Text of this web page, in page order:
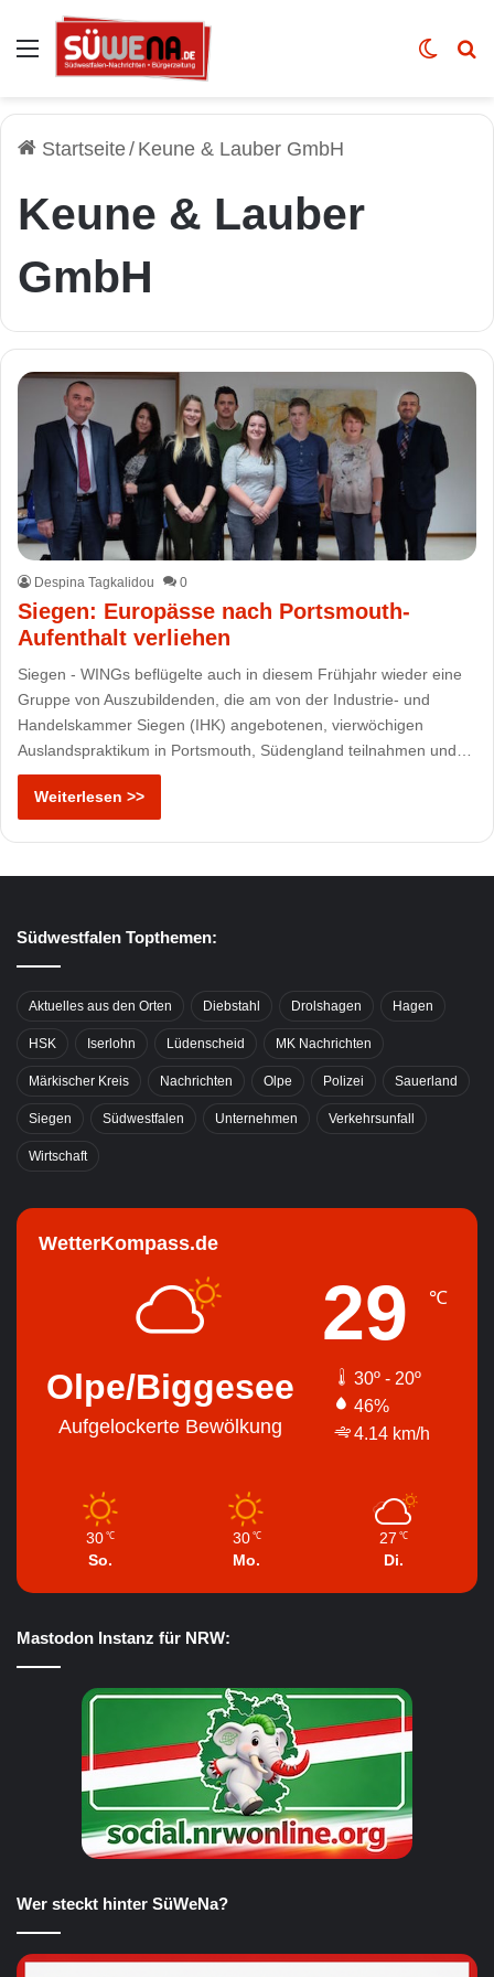
Auswahl Skin
Startseite/ Keune & Lauber GmbH
Keune & Lauber
GmbH
Despina Tagkalidou 0
Siegen: Europässe nach Portsmouth-
Aufenthalt verliehen
Siegen - WINGs beflügelte auch in diesem Frühjahr wieder eine
Gruppe von Auszubildenden, die am von der Industrie- und
Handelskammer Siegen (IHK) angebotenen, vierwöchigen
Auslandspraktikum in Portsmouth, Südengland teilnahmen und…
Weiterlesen >>
Südwestfalen Topthemen:
Aktuelles aus den Orten Diebstahl Drolshagen Hagen
HSK Iserlohn Lüdenscheid MK Nachrichten
Märkischer Kreis Nachrichten Olpe Polizei Sauerland
Siegen Südwestfalen Unternehmen Verkehrsunfall
Wirtschaft
WetterKompass.de
Olpe/Biggesee
Aufgelockerte Bewölkung
29 ℃
30º - 20º
46%
4.14 km/h
30 ℃
So.
30 ℃
Mo.
27 ℃
Di.
Mastodon Instanz für NRW:
Wer steckt hinter SüWeNa?